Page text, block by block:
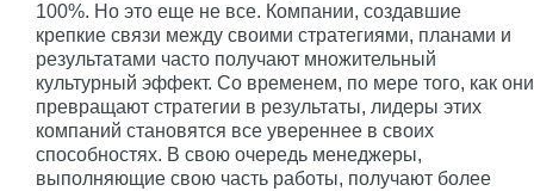
100%. Но это еще не все. Компании, создавшие
крепкие связи между своими стратегиями, планами и
результатами часто получают множительный
культурный эффект. Со временем, по мере того, как они
превращают стратегии в результаты, лидеры этих
компаний становятся все увереннее в своих
способностях. В свою очередь менеджеры,
выполняющие свою часть работы, получают более